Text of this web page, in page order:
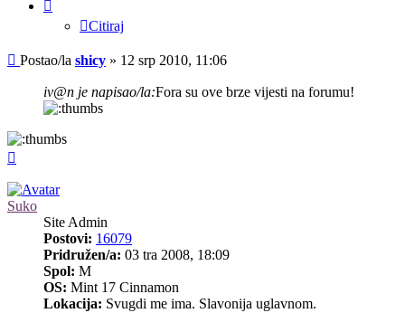
Citiraj
Post
Postao/la shicy » 12 srp 2010, 11:06
iv@n je napisao/la:Fora su ove brze vijesti na forumu!
Suko
Site Admin
Postovi: 16079
Pridružen/a: 03 tra 2008, 18:09
Spol: M
OS: Mint 17 Cinnamon
Lokacija: Svugdi me ima. Slavonija uglavnom.